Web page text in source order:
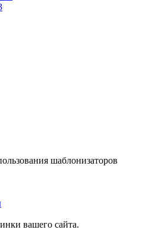
шаблонизаторов
вашего сайта.